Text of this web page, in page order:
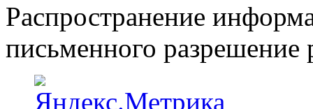
Распространение
письменного разрешение